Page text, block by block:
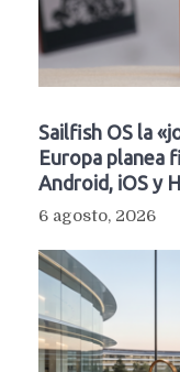
Sailfish OS la
Europa planea
Android, iOS y
6 agosto, 2026